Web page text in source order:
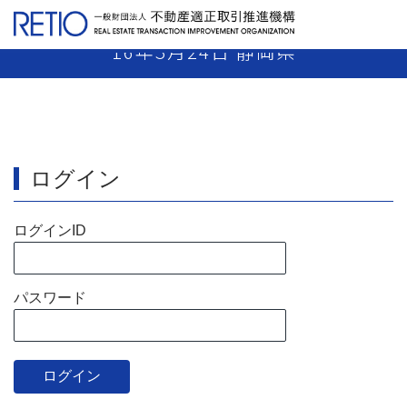
【15-24】 売主業者 免許取消し 平成
16年3月24日 静岡県
ログイン
ログインID
パスワード